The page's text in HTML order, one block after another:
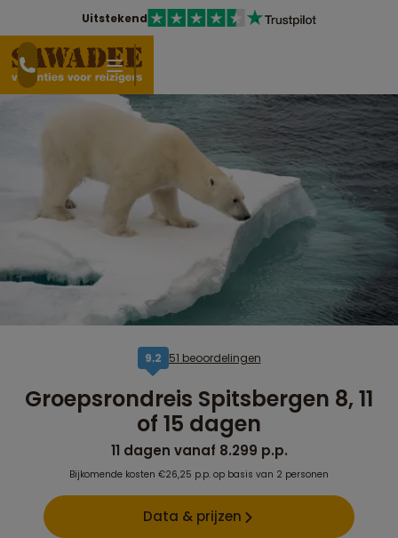
Uitstekend
9,2 51 beoordelingen
Groepsrondreis Spitsbergen 8, 11
of 15 dagen
11 dagen vanaf 8.299 p.p.
Bijkomende kosten €26,25 p.p. op basis van 2 personen
Data & prijzen